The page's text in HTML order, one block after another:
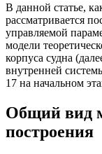
В данной статье,
рассматривается
управляемой
модели
корпуса судна
внутренней
17 на начальном
Общий вид
построения